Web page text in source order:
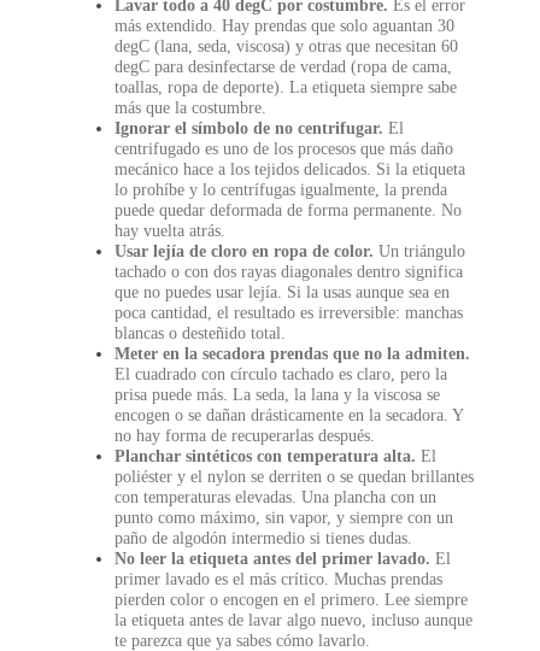
Lavar todo a 40 degC por costumbre. Es el error
más extendido. Hay prendas que solo aguantan 30
degC (lana, seda, viscosa) y otras que necesitan 60
degC para desinfectarse de verdad (ropa de cama,
toallas, ropa de deporte). La etiqueta siempre sabe
más que la costumbre.
Ignorar el símbolo de no centrifugar. El
centrifugado es uno de los procesos que más daño
mecánico hace a los tejidos delicados. Si la etiqueta
lo prohíbe y lo centrífugas igualmente, la prenda
puede quedar deformada de forma permanente. No
hay vuelta atrás.
Usar lejía de cloro en ropa de color. Un triángulo
tachado o con dos rayas diagonales dentro significa
que no puedes usar lejía. Si la usas aunque sea en
poca cantidad, el resultado es irreversible: manchas
blancas o desteñido total.
Meter en la secadora prendas que no la admiten.
El cuadrado con círculo tachado es claro, pero la
prisa puede más. La seda, la lana y la viscosa se
encogen o se dañan drásticamente en la secadora. Y
no hay forma de recuperarlas después.
Planchar sintéticos con temperatura alta. El
poliéster y el nylon se derriten o se quedan brillantes
con temperaturas elevadas. Una plancha con un
punto como máximo, sin vapor, y siempre con un
paño de algodón intermedio si tienes dudas.
No leer la etiqueta antes del primer lavado. El
primer lavado es el más crítico. Muchas prendas
pierden color o encogen en el primero. Lee siempre
la etiqueta antes de lavar algo nuevo, incluso aunque
te parezca que ya sabes cómo lavarlo.